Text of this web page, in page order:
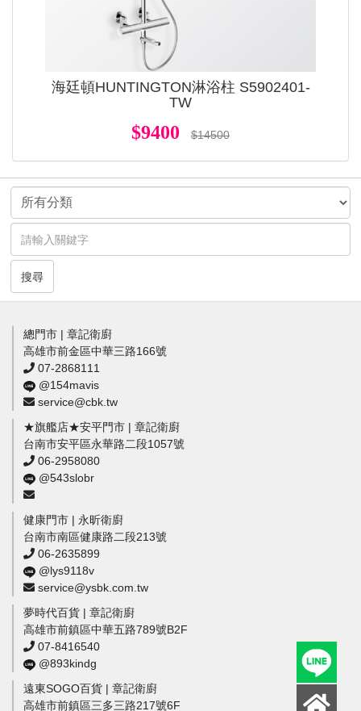
海廷頓HUNTINGTON淋浴柱 S5902401-
TW
$9400 $14500
搜尋
總門市 | 章記衛廚
高雄市前金區中華三路166號
07-2868111
@154mavis
service@cbk.tw
★旗艦店★安平門市 | 章記衛廚
台南市安平區永華路二段1057號
06-2958080
@543slobr
健康門市 | 永昕衛廚
台南市南區健康路二段213號
06-2635899
@lys9118v
service@ysbk.com.tw
夢時代百貨 | 章記衛廚
高雄市前鎮區中華五路789號B2F
07-8416540
@893kindg
遠東SOGO百貨 | 章記衛廚
高雄市前鎮區三多三路217號6F